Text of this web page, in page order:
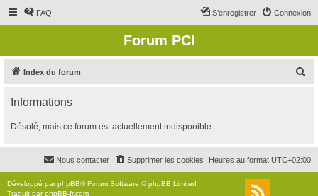
FAQ Connexion
S’enregistrer
Forum PCI
Index du forum
r
c
Informations
Désolé, mais ce forum est actuellement indisponible.
Heures au format UTC+02:00
Supprimer les cookies
Nous contacter
Développé parphpBB® Forum Software © phpBB Limited
Traduit parphpBB-fr.com